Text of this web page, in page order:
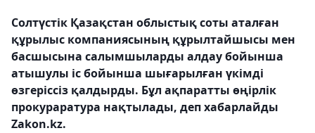
Солтүстік Қазақстан облыстық соты аталған
құрылыс компаниясының құрылтайшысы мен
басшысына салымшыларды алдау бойынша
атышулы іс бойынша шығарылған үкімді
өзгеріссіз қалдырды. Бұл ақпаратты өңірлік
прокураратура нақтылады, деп хабарлайды
Zakon.kz.